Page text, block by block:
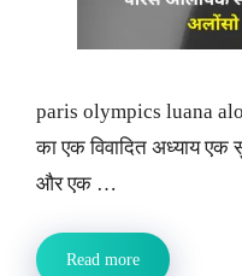
paris olympics luana
का एक विवादित अध्याय एक
और एक …
Read more